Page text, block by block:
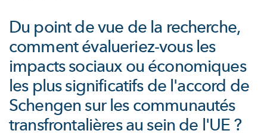
Du point de vue de la recherche,
comment évalueriez-vous les
impacts sociaux ou économiques
les plus significatifs de l'accord de
Schengen sur les communautés
transfrontalières au sein de l'UE ?